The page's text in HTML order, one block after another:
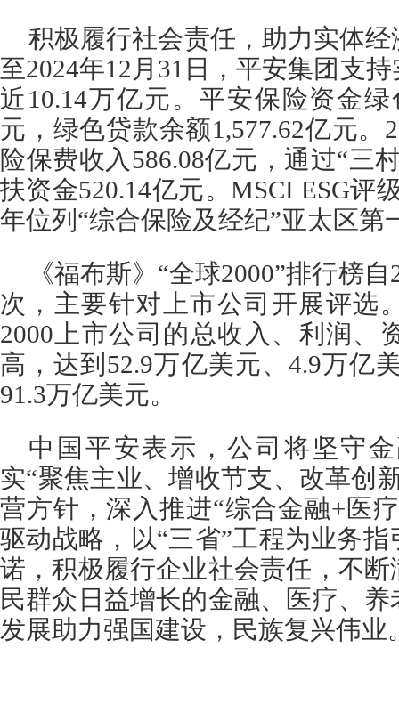
积极履行社会责任，助力实体
至2024年12月31日，平安集团支
近10.14万亿元。平安保险资金绿
元，绿色贷款余额1,577.62亿元。
险保费收入586.08亿元，通过“三
扶资金520.14亿元。MSCI ESG评
年位列“综合保险及经纪”亚太区第
《福布斯》“全球2000”排行榜
次，主要针对上市公司开展评选
2000上市公司的总收入、利润、
高，达到52.9万亿美元、4.9万亿
91.3万亿美元。
中国平安表示，公司将坚守
实“聚焦主业、增收节支、改革创
营方针，深入推进“综合金融+医
驱动战略，以“三省”工程为业务
诺，积极履行企业社会责任，不
民群众日益增长的金融、医疗、
发展助力强国建设，民族复兴伟业